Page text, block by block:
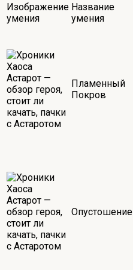
Изображение
умения
Название
умения
Пламенный
Покров
Опустошение